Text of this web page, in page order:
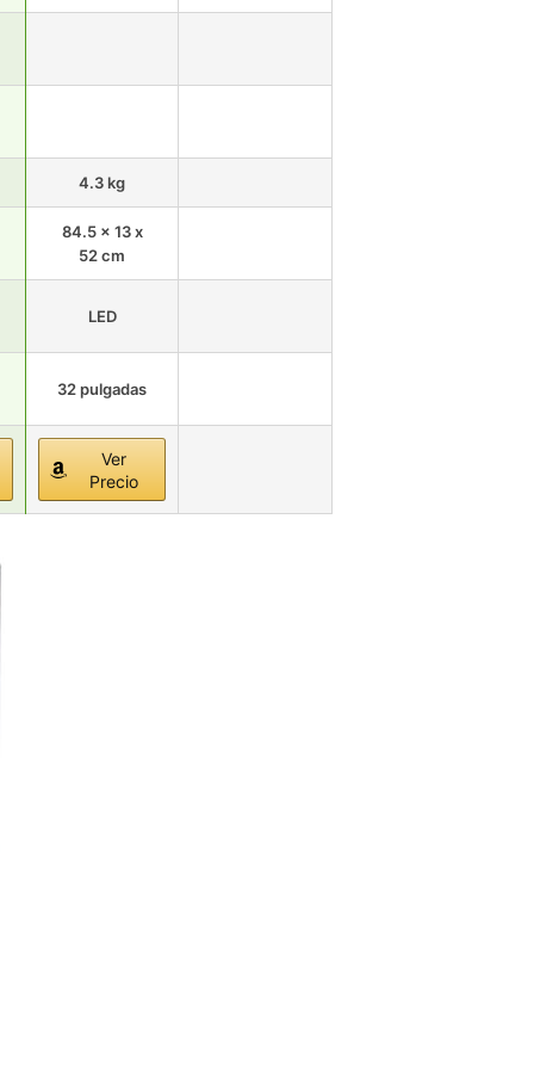
4.3 kg
84.5 x 13 x
52 cm
LED
32 pulgadas
Ver
Precio